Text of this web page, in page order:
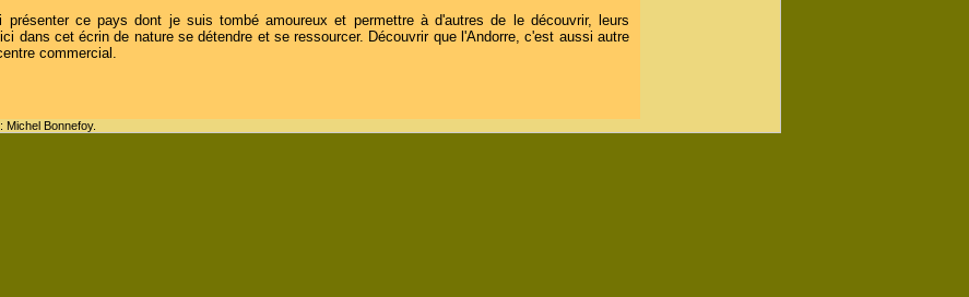
présenter ce pays dont je suis tombé amoureux et permettre à d'autres de le découvrir, leurs
dans cet écrin de nature se détendre et se ressourcer. Découvrir que l'Andorre, c'est aussi autre
commercial.
Michel Bonnefoy.